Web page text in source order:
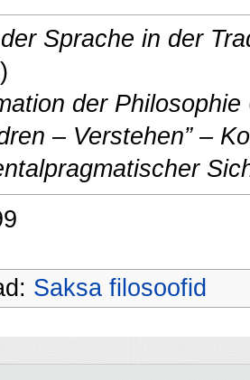
Sprache in der
der Philosophie
– Verstehen” –
Saksa filosoofid